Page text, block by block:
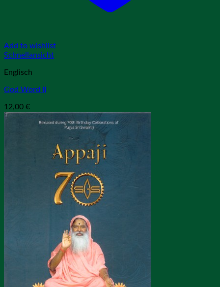
Add to wishlist
Schnellansicht
Englisch
God Word II
12,00 €